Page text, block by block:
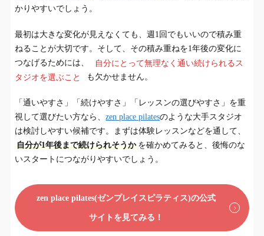
かりやすいでしょう。
最初は大きな変化が見えなくても、週1回でもいいので積み重
ねることが大切です。そして、その積み重ねを1年後の変化に
つなげるためには、
自分にとって無理なく通い続けられるス
タジオを選ぶこと
も欠かせません。
「通いやすさ」「続けやすさ」「レッスンの選びやすさ」を重
視して選びたい方なら、zen place pilatesのような大手スタジオ
は検討しやすい候補です。まずは体験レッスンなどを通して、
自分が1年後まで続けられそうか を確かめてみると、後悔のな
いスタートにつながりやすいでしょう。
zen place pilates(ゼンプレイスピラティス)の公式
サイトを見てみる！